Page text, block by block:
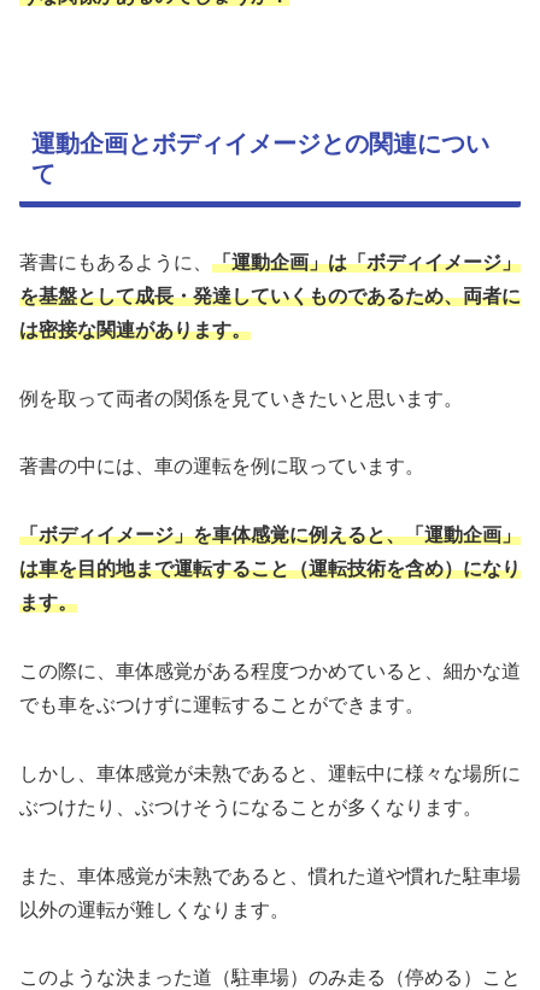
運動企画とボディイメージとの関連につい
て
著書にもあるように、 「運動企画」は「ボディイメージ」
を基盤として成長・発達していくものであるため、両者に
は密接な関連があります。
例を取って両者の関係を見ていきたいと思います。
著書の中には、車の運転を例に取っています。
「ボディイメージ」を車体感覚に例えると、「運動企画」
は車を目的地まで運転すること（運転技術を含め）になり
ます。
この際に、車体感覚がある程度つかめていると、細かな道
でも車をぶつけずに運転することができます。
しかし、車体感覚が未熟であると、運転中に様々な場所に
ぶつけたり、ぶつけそうになることが多くなります。
また、車体感覚が未熟であると、慣れた道や慣れた駐車場
以外の運転が難しくなります。
このような決まった道（駐車場）のみ走る（停める）こと